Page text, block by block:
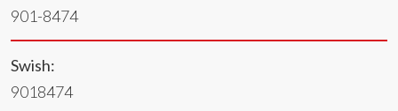
901-8474
Swish:
9018474